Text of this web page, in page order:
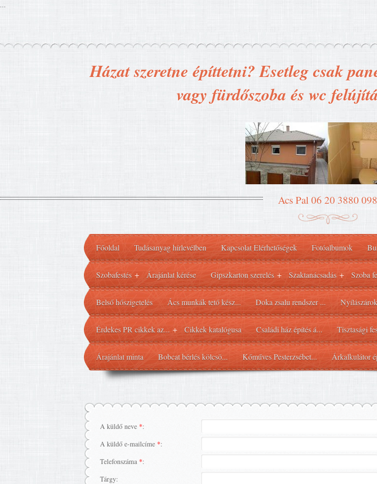
...
Házat szeretne építtetni? Esetleg csak
vagy fürdőszoba és wc
Acs Pal 06 20 3880 098
Főoldal Tudásanyag hírlevélben Kapcsolat Elérhetőségek Fotóalbumok
Szobafestés + Árajánlat kérése Gipszkarton szerelés + Szaktanácsadás + Szoba
Belső hőszigetelés Ács munkák tető kész... Doka zsalu rendszer ...
Érdekes PR cikkek az... + Cikkek katalógusa Családi ház építés á... Tisztasági
Árajánlat minta Bobcat bérlés kölcsö... Kőműves Pesterzsébet... Árkalkulátor
A küldő neve *:
A küldő e-mailcíme *:
Telefonszáma *:
Tárgy: